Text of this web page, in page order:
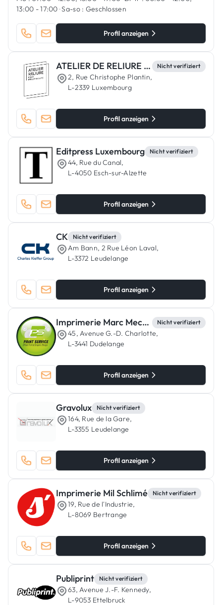
13:00 - 17:00 ·Sa-so : Geschlossen
Profil anzeigen
ATELIER DE RELIURE DANIELLE WILLEMS Nicht verifiziert
2, Rue Christophe Plantin,
L-2339 Luxembourg
Profil anzeigen
Editpress Luxembourg Nicht verifiziert
44, Rue du Canal,
L-4050 Esch-sur-Alzette
Profil anzeigen
CK Nicht verifiziert
Am Bann, 2 Rue Léon Laval,
L-3372 Leudelange
Profil anzeigen
Imprimerie Marc Mechtel Nicht verifiziert
45, Avenue G.-D. Charlotte,
L-3441 Dudelange
Profil anzeigen
Gravolux Nicht verifiziert
164, Rue de la Gare,
L-3355 Leudelange
Profil anzeigen
Imprimerie Mil Schlimé Nicht verifiziert
19, Rue de l'Industrie,
L-8069 Bertrange
Profil anzeigen
Publiprint Nicht verifiziert
63, Avenue J.-F. Kennedy,
L-9053 Ettelbruck